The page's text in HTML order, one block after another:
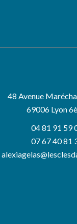
48 Avenue
69006Lyon
04 81 91 59
07 67 40 81